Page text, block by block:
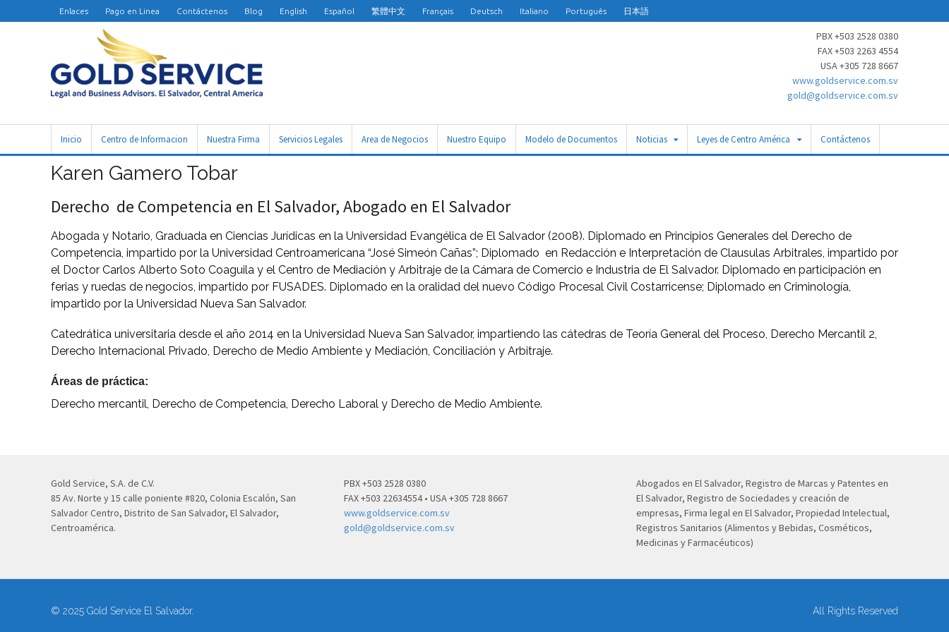
Enlaces Pago en Linea Contáctenos Blog English Español 繁體中文 Français Deutsch Italiano Português 日本語
PBX +503 2528 0380
FAX +503 2263 4554
USA +305 728 8667
www.goldservice.com.sv
gold@goldservice.com.sv
Inicio Centro de Informacion Nuestra Firma Servicios Legales Area de Negocios Nuestro Equipo Modelo de Documentos Noticias Leyes de Centro América Contáctenos
Karen Gamero Tobar
Derecho de Competencia en El Salvador, Abogado en El Salvador
Abogada y Notario, Graduada en Ciencias Jurídicas en la Universidad Evangélica de El Salvador (2008). Diplomado en Principios Generales del Derecho de
Competencia, impartido por la Universidad Centroamericana “José Simeón Cañas”; Diplomado en Redacción e Interpretación de Clausulas Arbitrales, impartido por
el Doctor Carlos Alberto Soto Coaguila y el Centro de Mediación y Arbitraje de la Cámara de Comercio e Industria de El Salvador. Diplomado en participación en
ferias y ruedas de negocios, impartido por FUSADES. Diplomado en la oralidad del nuevo Código Procesal Civil Costarricense; Diplomado en Criminología,
impartido por la Universidad Nueva San Salvador.
Catedrática universitaria desde el año 2014 en la Universidad Nueva San Salvador, impartiendo las cátedras de Teoría General del Proceso, Derecho Mercantil 2,
Derecho Internacional Privado, Derecho de Medio Ambiente y Mediación, Conciliación y Arbitraje.
Áreas de práctica:
Derecho mercantil, Derecho de Competencia, Derecho Laboral y Derecho de Medio Ambiente.
Gold Service, S.A. de C.V.
85 Av. Norte y 15 calle poniente #820, Colonia Escalón, San
Salvador Centro, Distrito de San Salvador, El Salvador,
Centroamérica.
PBX +503 2528 0380
FAX +503 22634554 • USA +305 728 8667
www.goldservice.com.sv
gold@goldservice.com.sv
Abogados en El Salvador, Registro de Marcas y Patentes en
El Salvador, Registro de Sociedades y creación de
empresas, Firma legal en El Salvador, Propiedad Intelectual,
Registros Sanitarios (Alimentos y Bebidas, Cosméticos,
Medicinas y Farmacéuticos)
© 2025 Gold Service El Salvador. All Rights Reserved